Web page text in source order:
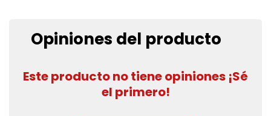
Opiniones del producto
Este producto no tiene opiniones ¡Sé
el primero!